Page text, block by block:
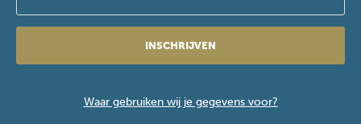
INSCHRIJVEN
Waar gebruiken wij je gegevens voor?